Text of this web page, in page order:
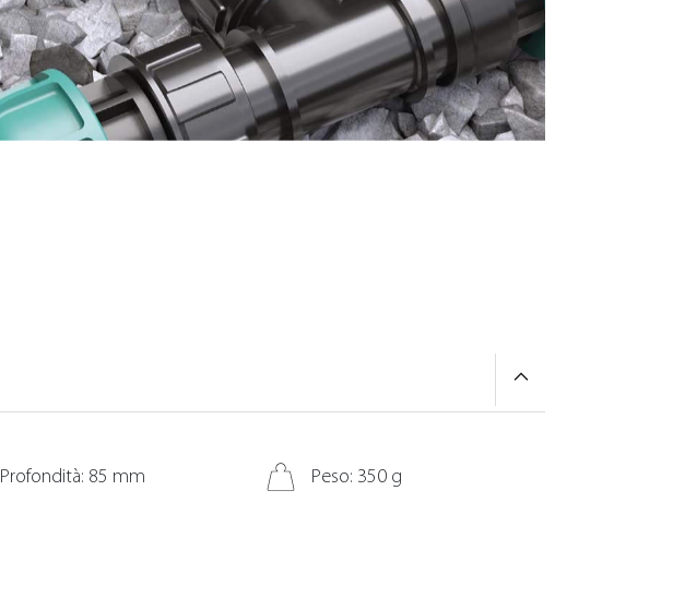
Profondità: 85 mm Peso: 350 g